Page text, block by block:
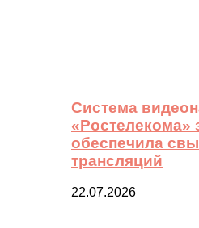
Система
«Ростелекома»
обеспечила
трансляций
22.07.2026